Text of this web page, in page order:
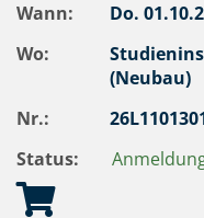
Wann: Do.
Wo:
(Neubau)
Nr.:
Status: